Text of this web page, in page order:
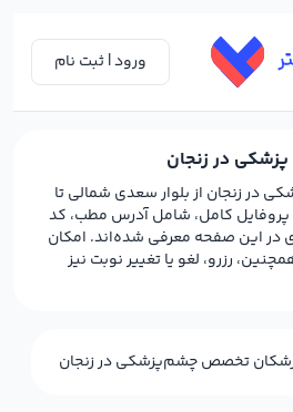
ورود | ثبت نام
در زنجان
زنجان از بلوار سعدی شمالی تا
پروفایل کامل، شامل آدرس مطب، کد
در این صفحه معرفی شده‌اند. امکان
رزرو، لغو یا تغییر نوبت نیز
تخصص چشم‌پزشکی در زنجان